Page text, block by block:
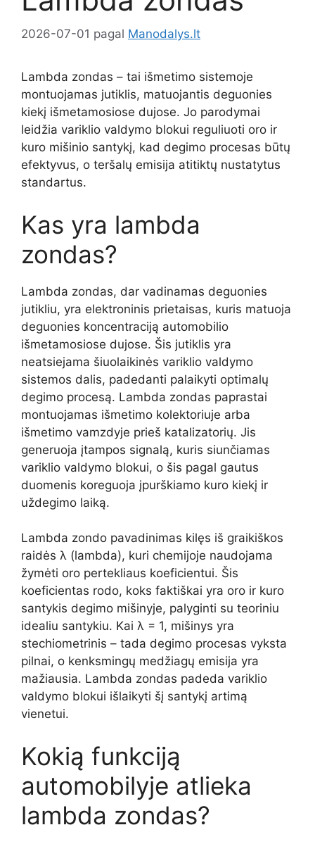
2026-07-01 pagal Manodalys.lt
Lambda zondas – tai išmetimo sistemoje
montuojamas jutiklis, matuojantis deguonies
kiekį išmetamosiose dujose. Jo parodymai
leidžia variklio valdymo blokui reguliuoti oro ir
kuro mišinio santykį, kad degimo procesas būtų
efektyvus, o teršalų emisija atitiktų nustatytus
standartus.
Kas yra lambda
zondas?
Lambda zondas, dar vadinamas deguonies
jutikliu, yra elektroninis prietaisas, kuris matuoja
deguonies koncentraciją automobilio
išmetamosiose dujose. Šis jutiklis yra
neatsiejama šiuolaikinės variklio valdymo
sistemos dalis, padedanti palaikyti optimalų
degimo procesą. Lambda zondas paprastai
montuojamas išmetimo kolektoriuje arba
išmetimo vamzdyje prieš katalizatorių. Jis
generuoja įtampos signalą, kuris siunčiamas
variklio valdymo blokui, o šis pagal gautus
duomenis koreguoja įpurškiamo kuro kiekį ir
uždegimo laiką.
Lambda zondo pavadinimas kilęs iš graikiškos
raidės λ (lambda), kuri chemijoje naudojama
žymėti oro pertekliaus koeficientui. Šis
koeficientas rodo, koks faktiškai yra oro ir kuro
santykis degimo mišinyje, palyginti su teoriniu
idealiu santykiu. Kai λ = 1, mišinys yra
stechiometrinis – tada degimo procesas vyksta
pilnai, o kenksmingų medžiagų emisija yra
mažiausia. Lambda zondas padeda variklio
valdymo blokui išlaikyti šį santykį artimą
vienetui.
Kokią funkciją
automobilyje atlieka
lambda zondas?